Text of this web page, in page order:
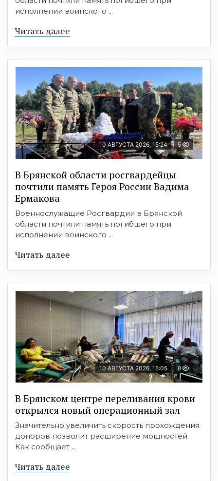
исполнении воинского ...
Читать далее
10 АВГУСТА 2026, 15:24 5
В Брянской области росгвардейцы
почтили память Героя России Вадима
Ермакова
Военнослужащие Росгвардии в Брянской
области почтили память погибшего при
исполнении воинского ...
Читать далее
10 АВГУСТА 2026, 15:05 8
В Брянском центре переливания крови
открылся новый операционный зал
Значительно увеличить скорость прохождения
доноров позволит расширение мощностей.
Как сообщает ...
Читать далее